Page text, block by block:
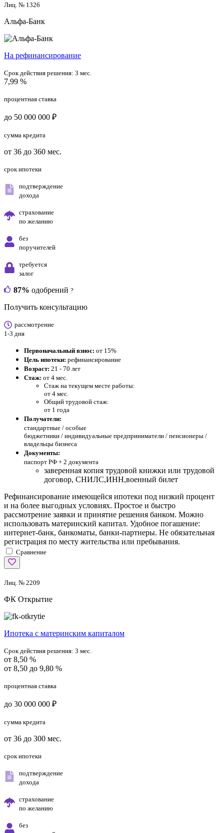
Лиц. № 1326
Альфа-Банк
На рефинансирование
Срок действия решения: 3 мес.
7,99 %
процентная ставка
до 50 000 000 ₽
сумма кредита
от 36 до 360 мес.
срок ипотеки
подтверждение
дохода
страхование
по желанию
без
поручителей
требуется
залог
87% одобрений ?
Получить консультацию
рассмотрение
1-3 дня
Первоначальный взнос: от 15%
Цель ипотеки: рефинансирование
Возраст: 21 - 70 лет
Стаж: от 4 мес.
Стаж на текущем месте работы:
от 4 мес.
Общий трудовой стаж:
от 1 года
Получатели:
стандартные / особые
бюджетники / индивидуальные предприниматели / пенсионеры /
владельцы бизнеса
Документы:
паспорт РФ + 2 документа
заверенная копия трудовой книжки или трудовой
договор, СНИЛС,ИНН,военный билет
Рефинансирование имеющейся ипотеки под низкий процент
и на более выгодных условиях. Простое и быстро
рассмотрение заявки и принятие решения банком. Можно
использовать материнский капитал. Удобное погашение:
интернет-банк, банкоматы, банки-партнеры. Не обязательная
регистрация по месту жительства или пребывания.
Сравнение
Лиц. № 2209
ФК Открытие
Ипотека с материнским капиталом
Срок действия решения: 3 мес.
от 8,50 %
от 8,50 до 9,80 %
процентная ставка
до 30 000 000 ₽
сумма кредита
от 36 до 300 мес.
срок ипотеки
подтверждение
дохода
страхование
по желанию
без